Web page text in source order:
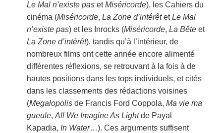
Le Mal n’existe pas etMiséricorde), lesCahiers du
cinéma (Miséricorde,La Zone d’intérêtetLe Mal
n’existe pas) et les Inrocks (Miséricorde,La Bête et
La Zone d’intérêt), tandis qu’à l’intérieur, de
nombreux films ont cette année encore alimenté
différentes réflexions, se retrouvant à la fois à de
hautes positions dans les tops individuels, et cités
dans les classements des rédactions voisines
(Megalopolis de Francis Ford Coppola,Ma vie ma
gueule,All We Imagine As Lightde Payal
Kapadia, In Water…). Ces arguments suffisent